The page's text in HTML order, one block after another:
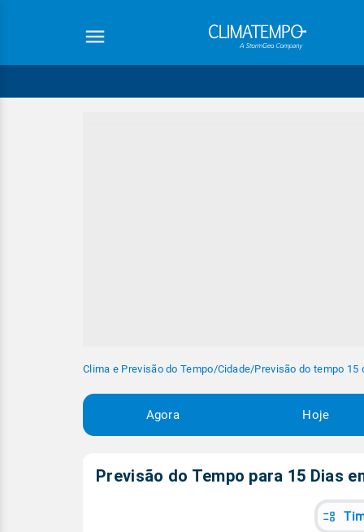
Clima e Previsão do Tempo/Cidade/Previsão do tempo 15
Agora Hoje
Previsão do Tempo para 15 Dias